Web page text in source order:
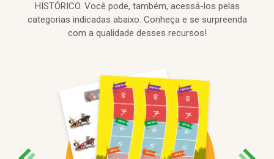
HISTÓRICO. Você pode, também, acessá-los pelas
categorias indicadas abaixo. Conheça e se surpreenda
com a qualidade desses recursos!